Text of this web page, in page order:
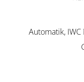
Automatik,